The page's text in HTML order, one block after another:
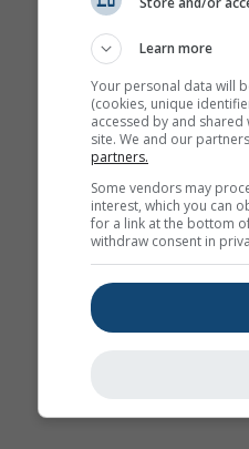
Learn more
Your personal data will
(cookies, unique
accessed by and
site. We and our
partners.
Some vendors may
interest, which you can
for a link at the bottom
withdraw consent in